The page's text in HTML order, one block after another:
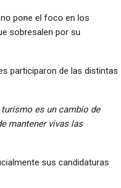
pone el foco en los
sobresalen por su
participaron de las distintas
turismo es un cambio de
mantener vivas las
sus candidaturas